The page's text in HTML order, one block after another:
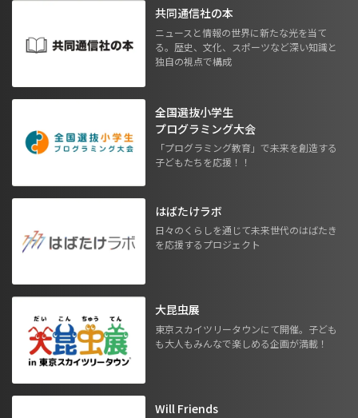
共同通信社の本
ニュースと情報の世界に新たな光を当て
る。歴史、文化、スポーツなど深い知識と
独自の視点で構成
全国選抜小学生
プログラミング大会
「プログラミング教育」で未来を創造する
子どもたちを応援！！
はばたけラボ
日々のくらしを通じて未来世代のはばたき
を応援するプロジェクト
大昆虫展
東京スカイツリータウンにて開催。子ども
も大人もみんなで楽しめる企画が満載！
Will Friends